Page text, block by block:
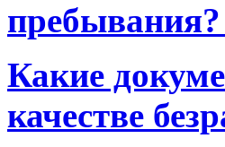
пребывания?
Какие
качестве